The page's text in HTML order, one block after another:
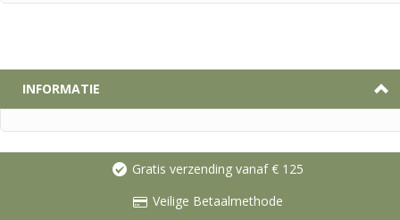
INFORMATIE
Gratis verzending vanaf € 125
Veilige Betaalmethode